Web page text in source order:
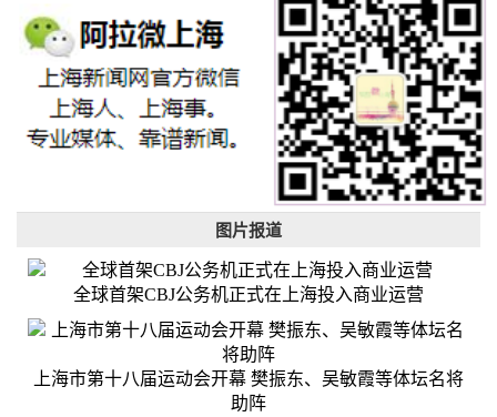
图片报道
全球首架CBJ公务机正式在上海投入商业运营
上海市第十八届运动会开幕 樊振东、吴敏霞等体坛名将
助阵